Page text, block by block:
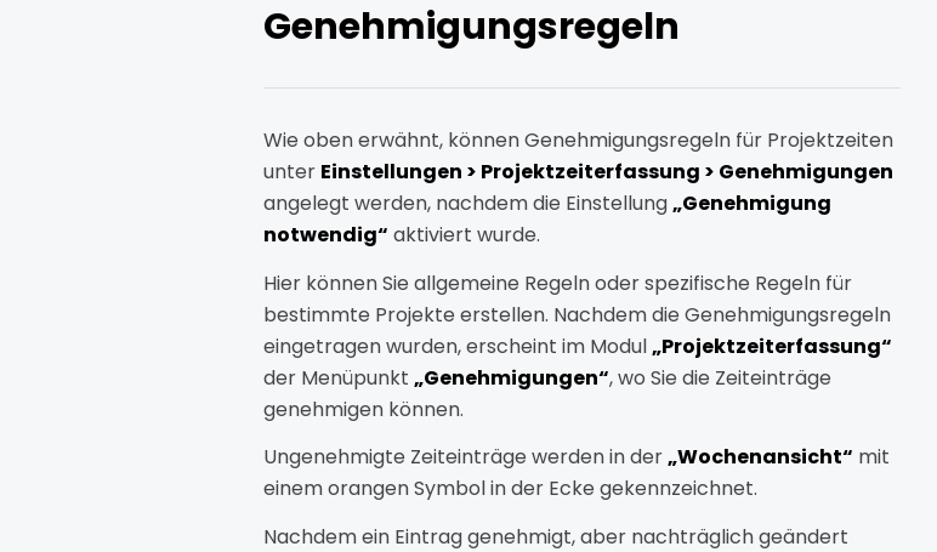
Genehmigungsregeln
Wie oben erwähnt, können Genehmigungsregeln für Projektzeiten
unter Einstellungen > Projektzeiterfassung > Genehmigungen
angelegt werden, nachdem die Einstellung„Genehmigung
notwendig“ aktiviert wurde.
Hier können Sie allgemeine Regeln oder spezifische Regeln für
bestimmte Projekte erstellen. Nachdem die Genehmigungsregeln
eingetragen wurden, erscheint im Modul „Projektzeiterfassung“
der Menüpunkt „Genehmigungen“, wo Sie die Zeiteinträge
genehmigen können.
Ungenehmigte Zeiteinträge werden in der„Wochenansicht“ mit
einem orangen Symbol in der Ecke gekennzeichnet.
Nachdem ein Eintrag genehmigt, aber nachträglich geändert